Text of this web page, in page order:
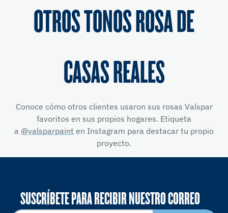
OTROS TONOS ROSA DE
CASAS REALES
Conoce cómo otros clientes usaron sus rosas Valspar
favoritos en sus propios hogares. Etiqueta
a @valsparpaint en Instagram para destacar tu propio
proyecto.
SUSCRÍBETE PARA RECIBIR NUESTRO CORREO